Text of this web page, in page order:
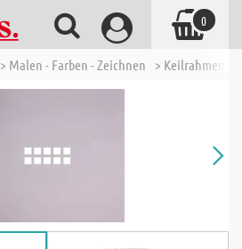
> Malen - Farben - Zeichnen > Keilrahmen &
0